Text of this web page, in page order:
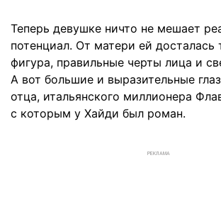
Теперь девушке ничто не мешает
потенциал. От матери ей досталась
фигура, правильные черты лица и
А вот большие и выразительные
отца, итальянского миллионера
с которым у Хайди был роман.
РЕКЛАМА